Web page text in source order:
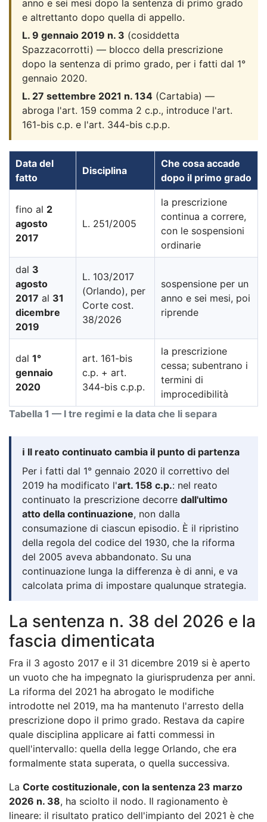
anno e sei mesi dopo la sentenza di primo grado
e altrettanto dopo quella di appello.
L. 9 gennaio 2019 n. 3 (cosiddetta
Spazzacorrotti) — blocco della prescrizione
dopo la sentenza di primo grado, per i fatti dal 1°
gennaio 2020.
L. 27 settembre 2021 n. 134 (Cartabia) —
abroga l'art. 159 comma 2 c.p., introduce l'art.
161-bis c.p. e l'art. 344-bis c.p.p.
Tabella 1 — I tre regimi e la data che li separa
Data del
fatto
Disciplina
Che cosa accade
dopo il primo grado
fino al 2
agosto
2017
L. 251/2005
la prescrizione
continua a correre,
con le sospensioni
ordinarie
dal 3
agosto
2017 al 31
dicembre
2019
L. 103/2017
(Orlando), per
Corte cost.
38/2026
sospensione per un
anno e sei mesi, poi
riprende
dal 1°
gennaio
2020
art. 161-bis
c.p. + art.
344-bis c.p.p.
la prescrizione
cessa; subentrano i
termini di
improcedibilità
ℹ️ Il reato continuato cambia il punto di partenza
Per i fatti dal 1° gennaio 2020 il correttivo del
2019 ha modificato l'art. 158 c.p.: nel reato
continuato la prescrizione decorre dall'ultimo
atto della continuazione, non dalla
consumazione di ciascun episodio. È il ripristino
della regola del codice del 1930, che la riforma
del 2005 aveva abbandonato. Su una
continuazione lunga la differenza è di anni, e va
calcolata prima di impostare qualunque strategia.
La sentenza n. 38 del 2026 e la
fascia dimenticata
Fra il 3 agosto 2017 e il 31 dicembre 2019 si è aperto
un vuoto che ha impegnato la giurisprudenza per anni.
La riforma del 2021 ha abrogato le modifiche
introdotte nel 2019, ma ha mantenuto l'arresto della
prescrizione dopo il primo grado. Restava da capire
quale disciplina applicare ai fatti commessi in
quell'intervallo: quella della legge Orlando, che era
formalmente stata superata, o quella successiva.
La Corte costituzionale, con la sentenza 23 marzo
2026 n. 38, ha sciolto il nodo. Il ragionamento è
lineare: il risultato pratico dell'impianto del 2021 è che